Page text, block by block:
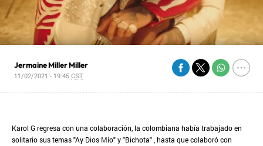
Jermaine Miller Miller
11/02/2021 - 19:45CST
Karol G regresa con una colaboración, la colombiana había trabajado en
solitario sus temas "Ay Dios Mío" y "Bichota" , hasta que colaboró con